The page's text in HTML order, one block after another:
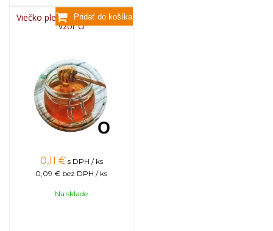
Viečko plechové TWIST 82 -
vzor O
0,11 € s DPH / ks
0,09 € bez DPH / ks
Na sklade